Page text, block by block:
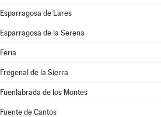
Esparragosa de Lares
Esparragosa de la Serena
Feria
Fregenal de la Sierra
Fuenlabrada de los Montes
Fuente de Cantos